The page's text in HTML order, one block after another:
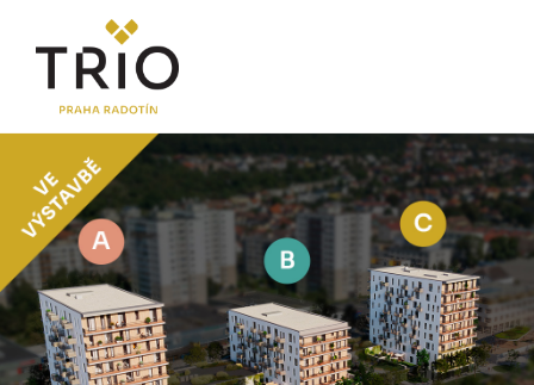
O PROJEKTU
Proč TRIO Radotín
FAQ sekce
Novinky
Postup koupě a financování